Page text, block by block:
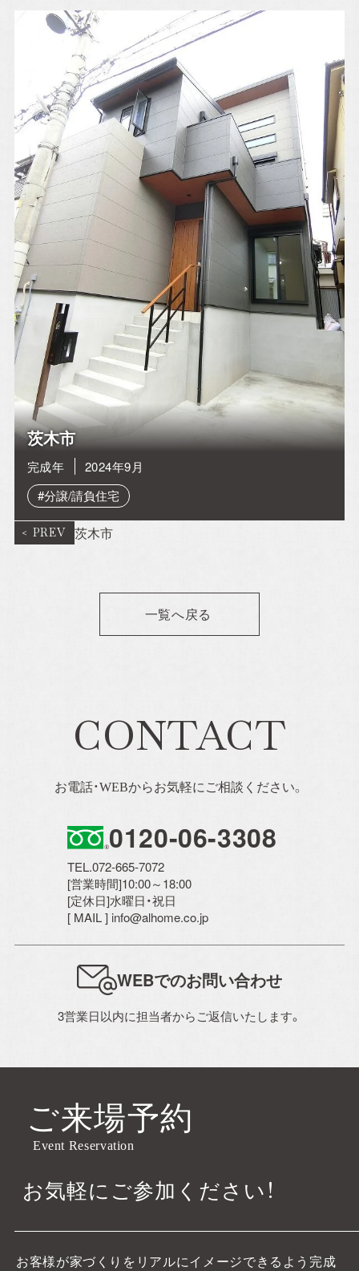
アルホームサービス
のXです。
[@alhome2001]
Simplenoteの
インスタグラムです。
[simplenote ibaraki
takatsuki]
アルホームサービスの
インスタグラムです。
[alhomeservice inc]
アルホームサービスの
公式LINEです。
[@030gfzbj]
茨木市
完成年
2024年9月
#分譲/請負住宅
茨木市
一覧へ戻る
CONTACT
お電話・WEBからお気軽にご相談ください。
0120-06-3308
TEL.072-665-7072
[営業時間]10:00～18:00
[定休日]水曜日・祝日
[ MAIL ] info@alhome.co.jp
WEBでのお問い合わせ
3営業日以内に担当者からご返信いたします。
ご来場予約
Event Reservation
お気軽にご参加ください！
お客様が家づくりをリアルにイメージできるよう完成